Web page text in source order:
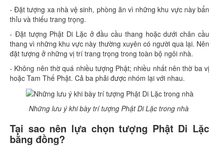
- Đặt tượng xa nhà vệ sinh, phòng ăn vì những khu vực này bẩn
thỉu và thiếu trang trọng.
- Đặt tượng Phật Di Lặc ở đầu cầu thang hoặc dưới chân cầu
thang vì những khu vực này thường xuyên có người qua lại. Nên
đặt tượng ở những vị trí trang trọng trong toàn bộ ngôi nhà.
- Không nên thờ quá nhiều tượng Phật; nhiều nhất nên thờ ba vị
hoặc Tam Thế Phật. Cả ba phải được nhóm lại với nhau.
Những lưu ý khi bày trí tượng Phật Di Lặc trong nhà
Tại sao nên lựa chọn tượng Phật Di Lặc
bằng đồng?